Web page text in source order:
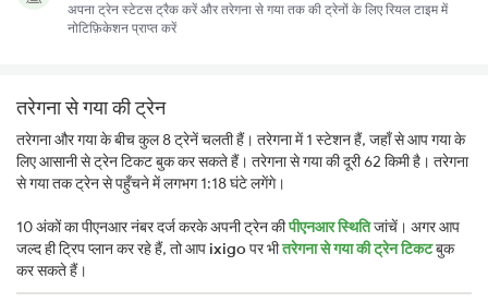
अपना ट्रेन स्टेटस ट्रैक करें और तरेगना से गया तक की ट्रेनों के लिए रियल टाइम में
नोटिफ़िकेशन प्राप्त करें
तरेगना से गया की ट्रेन
तरेगना और गया के बीच कुल 8 ट्रेनें चलती हैं। तरेगना में 1 स्टेशन हैं, जहाँ से आप गया के
लिए आसानी से ट्रेन टिकट बुक कर सकते हैं। तरेगना से गया की दूरी 62 किमी है। तरेगना
से गया तक ट्रेन से पहुँचने में लगभग 1:18 घंटे लगेंगे।
10 अंकों का पीएनआर नंबर दर्ज करके अपनी ट्रेन कीपीएनआर स्थितिजांचें। अगर आप
जल्द ही ट्रिप प्लान कर रहे हैं, तो आपixigoपर भीतरेगना से गया की ट्रेन टिकटबुक
कर सकते हैं।